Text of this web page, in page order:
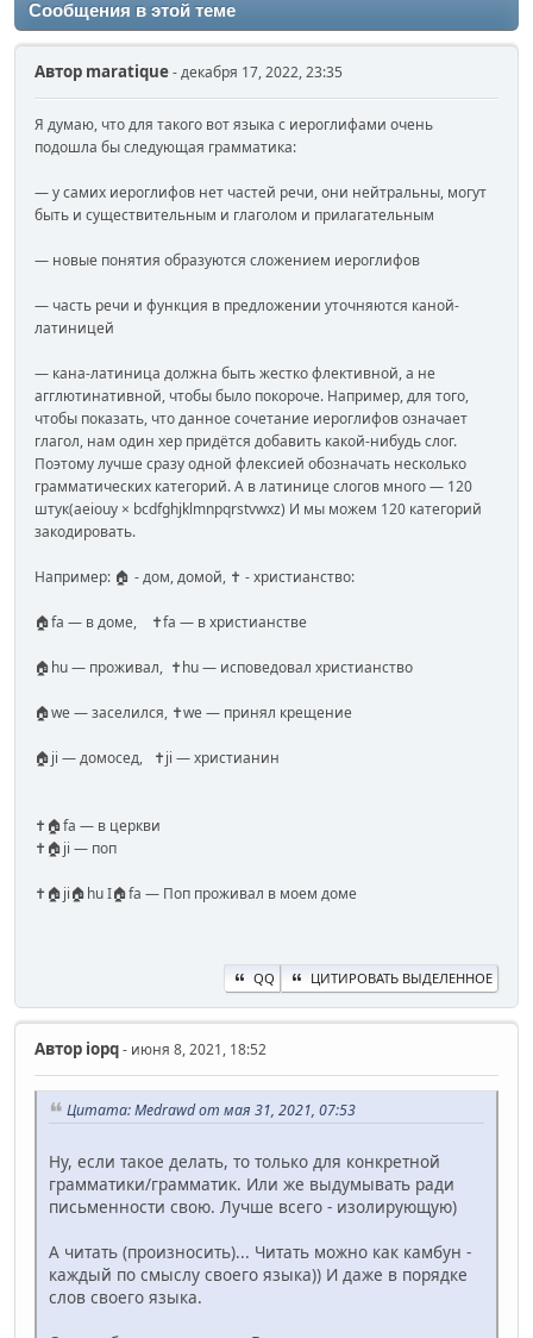
Сообщения в этой теме
Автор maratique- декабря 17, 2022, 23:35
Я думаю, что для такого вот языка с иероглифами очень
подошла бы следующая грамматика:
— у самих иероглифов нет частей речи, они нейтральны, могут
быть и существительным и глаголом и прилагательным
— новые понятия образуются сложением иероглифов
— часть речи и функция в предложении уточняются каной-
латиницей
— кана-латиница должна быть жестко флективной, а не
агглютинативной, чтобы было покороче. Например, для того,
чтобы показать, что данное сочетание иероглифов означает
глагол, нам один хер придётся добавить какой-нибудь слог.
Поэтому лучше сразу одной флексией обозначать несколько
грамматических категорий. А в латинице слогов много — 120
штук(aeiouy × bcdfghjklmnpqrstvwxz) И мы можем 120 категорий
закодировать.
Например: 🏠 - дом, домой, ✝️ - христианство:
🏠fa — в доме, ✝️fa — в христианстве
🏠hu — проживал, ✝️hu — исповедовал христианство
🏠we — заселился, ✝️we — принял крещение
🏠ji — домосед, ✝️ji — христианин
✝️🏠fa — в церкви
✝️🏠ji — поп
✝️🏠ji🏠hu I🏠fa — Поп проживал в моем доме
QQ ЦИТИРОВАТЬ ВЫДЕЛЕННОЕ
Автор iopq- июня 8, 2021, 18:52
Цитата: Medrawd от мая 31, 2021, 07:53
Ну, если такое делать, то только для конкретной
грамматики/грамматик. Или же выдумывать ради
письменности свою. Лучше всего - изолирующую)
А читать (произносить)... Читать можно как камбун -
каждый по смыслу своего языка)) И даже в порядке
слов своего языка.